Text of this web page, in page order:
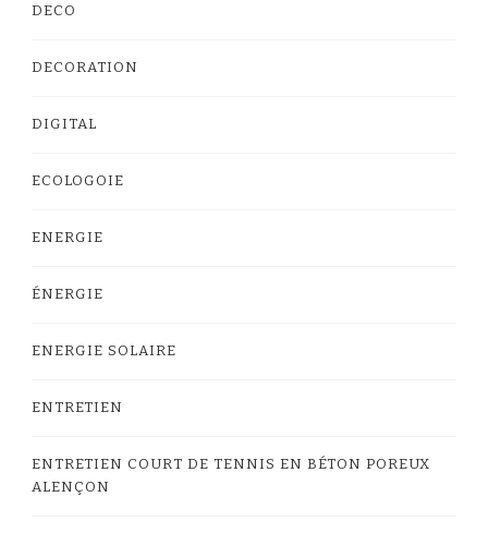
DECO
DECORATION
DIGITAL
ECOLOGOIE
ENERGIE
ÉNERGIE
ENERGIE SOLAIRE
ENTRETIEN
ENTRETIEN COURT DE TENNIS EN BÉTON POREUX
ALENÇON